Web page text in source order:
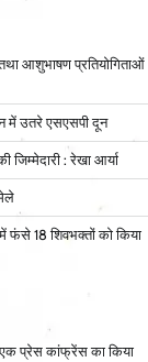
आशुभाषण प्रतियोगिताओं
में उतरे एसएसपी दून
जिम्मेदारी : रेखा आर्या
फंसे 18 शिवभक्तों को किया
प्रेस कांफ्रेंस का किया